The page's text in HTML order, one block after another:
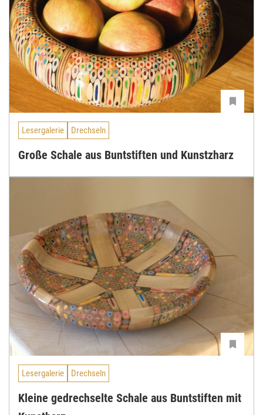
Lesergalerie Drechseln
Große Schale aus Buntstiften und Kunstzharz
Lesergalerie Drechseln
Kleine gedrechselte Schale aus Buntstiften mit